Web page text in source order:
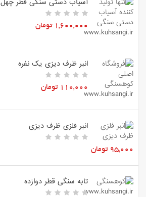
1,600,000 تومان
انبر ظرف دیزی یک نفره
110,000 تومان
انبر فلزی ظرف دیزی
95,000 تومان
تابه سنگی قطر دوازده